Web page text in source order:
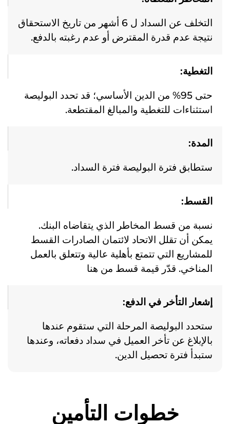
التخلف عن السداد ل 6 أشهر من تاريخ الاستحقاق
نتيجة عدم قدرة المقترض أو عدم رغبته بالدفع.
التغطية:
حتى 95% من الدين الأساسي؛ قد تحدد البوليصة
استثناءات للتغطية والمبالغ المقتطعة.
المدة:
ستطابق فترة البوليصة فترة السداد.
القسط:
نسبة من قسط المخاطر الذي يتقاضاه البنك.
يمكن أن تقلل الاتحاد لائتمان الصادرات القسط
للمشاريع التي تتمتع بأهلية عالية وتتعلق بالعمل
المناخي. قدّر قيمة قسط من هنا
إشعار التأخر في الدفع:
ستحدد البوليصة المرحلة التي ستقوم عندها
بالإبلاغ عن تأخر العميل في سداد دفعاته، وعندها
ستبدأ فترة تحصيل الدين.
خطوات التأمين